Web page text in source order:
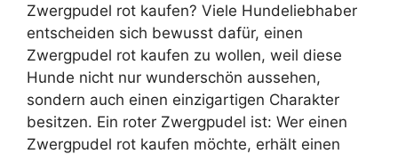
Zwergpudel rot kaufen? Viele Hundeliebhaber
entscheiden sich bewusst dafür, einen
Zwergpudel rot kaufen zu wollen, weil diese
Hunde nicht nur wunderschön aussehen,
sondern auch einen einzigartigen Charakter
besitzen. Ein roter Zwergpudel ist: Wer einen
Zwergpudel rot kaufen möchte, erhält einen